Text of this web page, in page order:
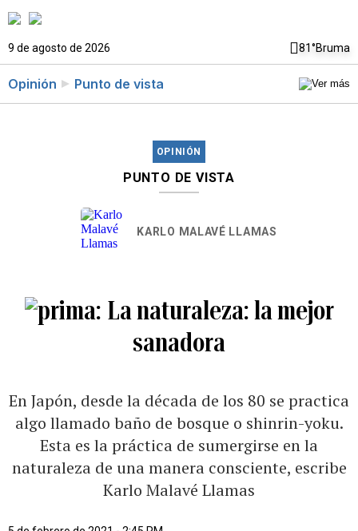
9 de agosto de 2026 81°Bruma
Opinión Punto de vista
OPINIÓN
PUNTO DE VISTA
KARLO MALAVÉ LLAMAS
La naturaleza: la mejor
sanadora
En Japón, desde la década de los 80 se practica
algo llamado baño de bosque o shinrin-yoku.
Esta es la práctica de sumergirse en la
naturaleza de una manera consciente, escribe
Karlo Malavé Llamas